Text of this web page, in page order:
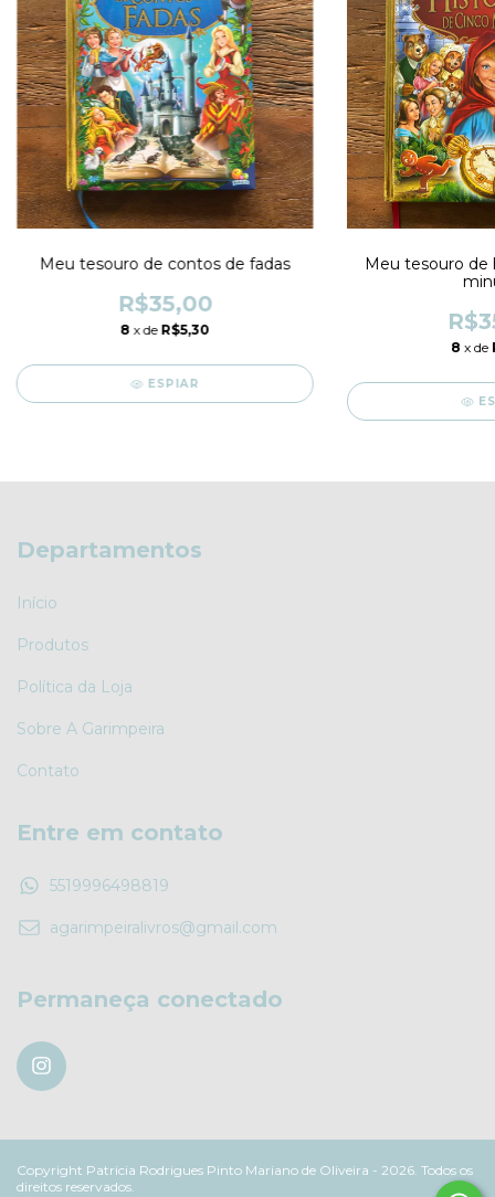
Meu tesouro de contos de fadas
R$35,00
8 x de R$5,30
ESPIAR
Meu tesouro de
8 x de
Departamentos
Início
Produtos
Política da Loja
Sobre A Garimpeira
Contato
Entre em contato
5519996498819
agarimpeiralivros@gmail.com
Permaneça conectado
Copyright Patricia Rodrigues Pinto Mariano de Oliveira - 2026. Todos os
direitos reservados.